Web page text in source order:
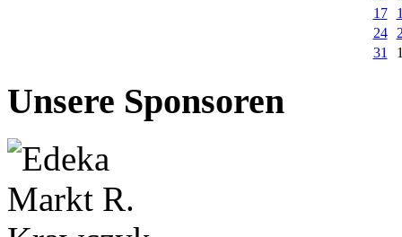
17
24
31
Unsere Sponsoren